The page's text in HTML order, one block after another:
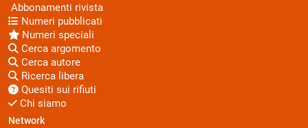
Abbonamenti rivista
Numeri pubblicati
Numeri speciali
Cerca argomento
Cerca autore
Ricerca libera
Quesiti sui rifiuti
Chi siamo
Network